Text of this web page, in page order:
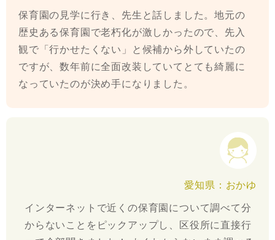
保育園の見学に行き、先生と話しました。地元の
歴史ある保育園で老朽化が激しかったので、先入
観で「行かせたくない」と候補から外していたの
ですが、数年前に全面改装していてとても綺麗に
なっていたのが決め手になりました。
愛知県：おかゆ
インターネットで近くの保育園について調べて分
からないことをピックアップし、区役所に直接行